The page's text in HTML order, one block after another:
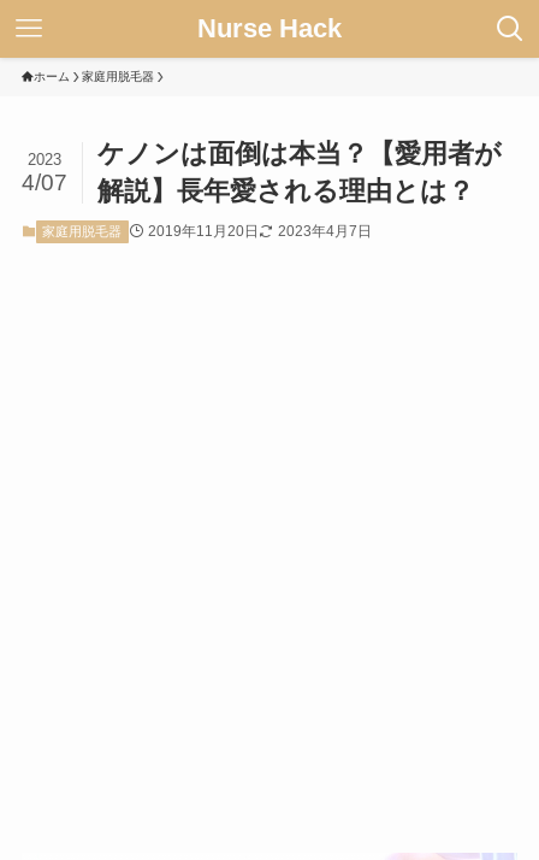
Nurse Hack
ホーム 家庭用脱毛器
ケノンは面倒は本当？【愛用者が
解説】長年愛される理由とは？
2023
4/07
家庭用脱毛器 2019年11月20日 2023年4月7日